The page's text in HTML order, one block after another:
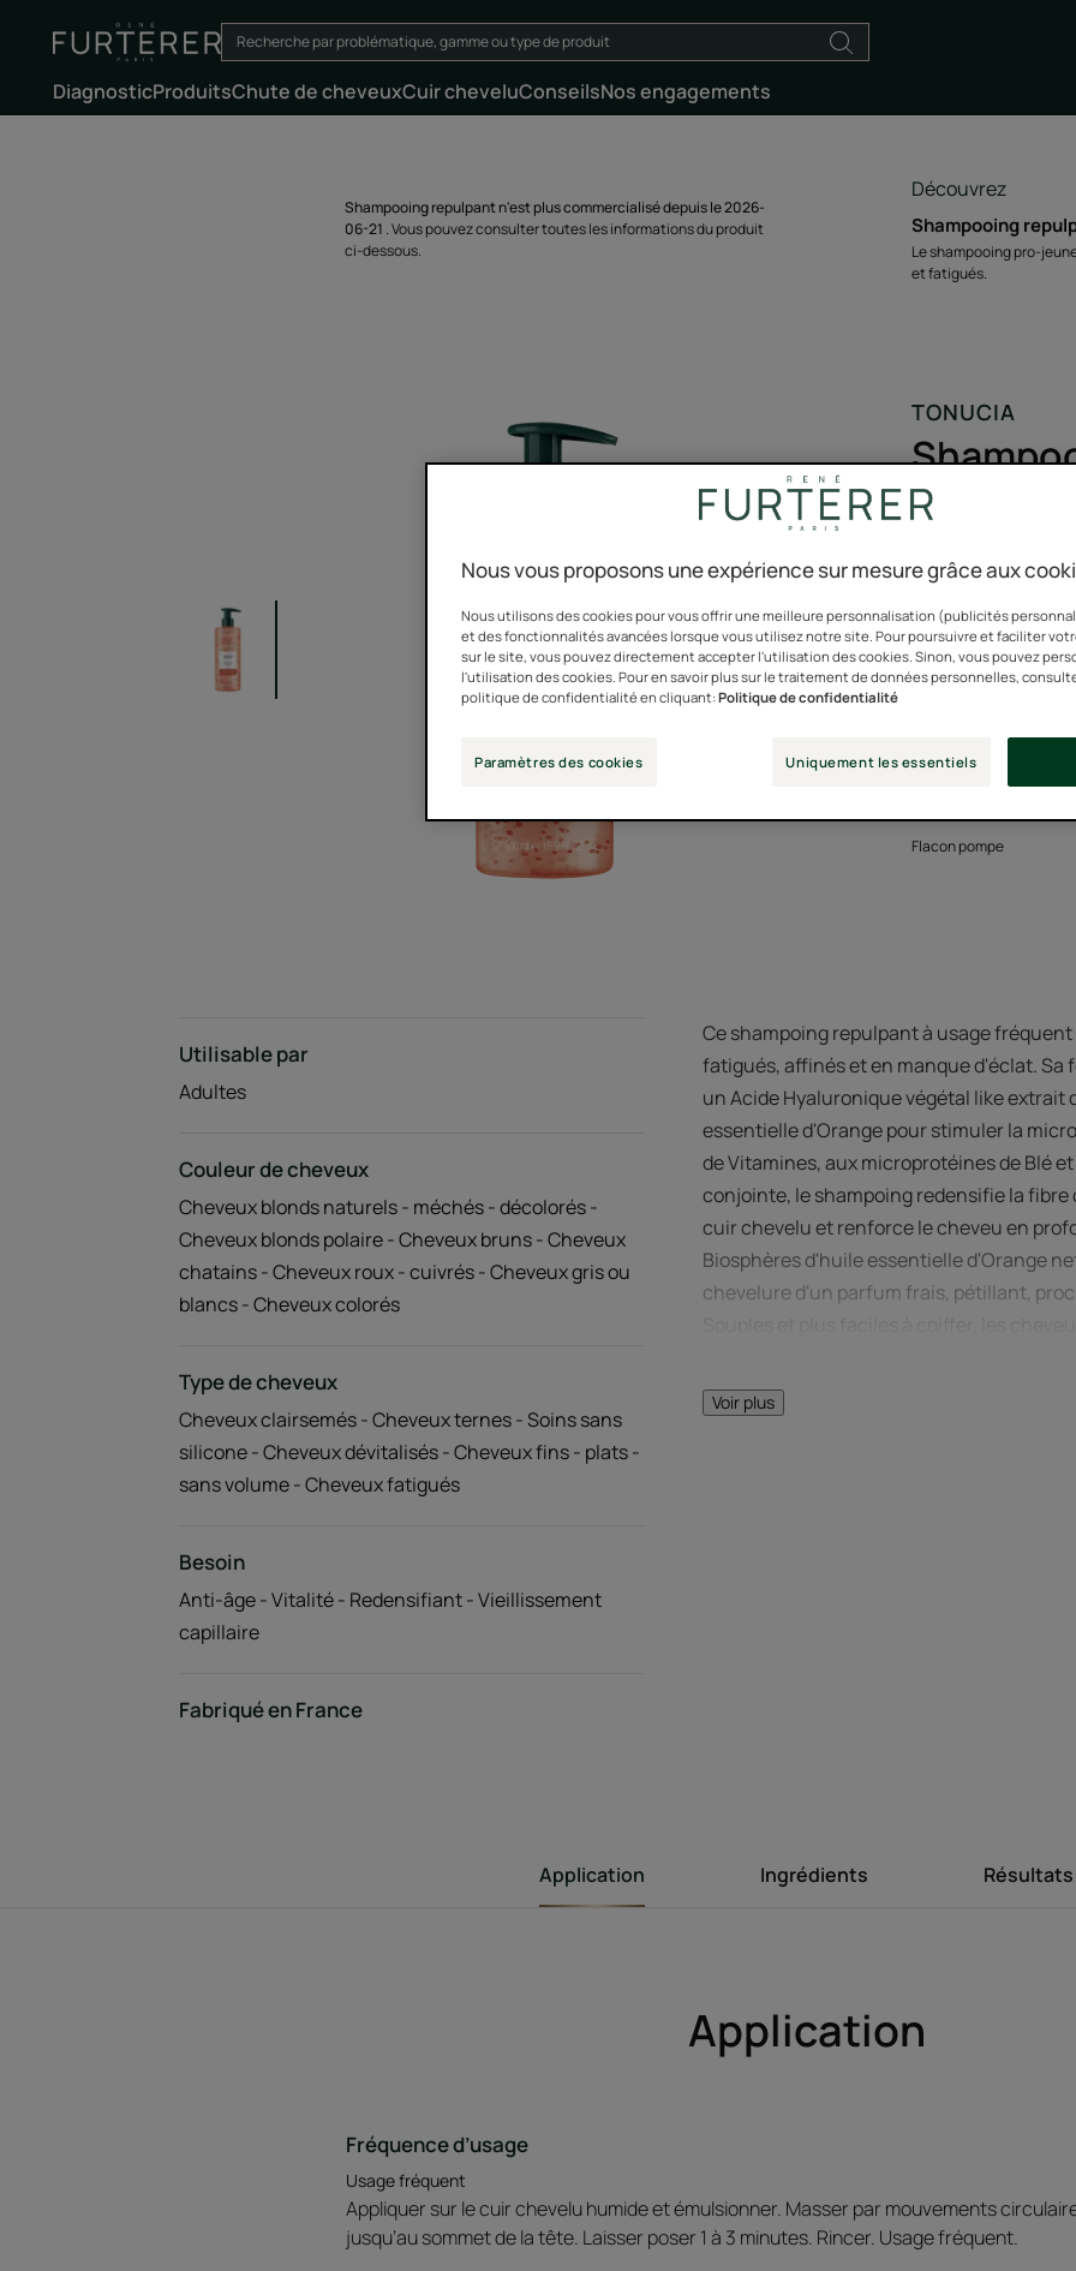
DiagnosticProduitsChute de cheveuxCuir cheveluConseilsNos engagements
Shampooing repulpant n'est plus commercialisé depuis le 2026-
06-21 . Vous pouvez consulter toutes les informations du produit
ci-dessous.
Découvrez
Shampooing
Le shampooing pro-
et fatigués.
TONUCIA
Permanent
Le shampoing
cheveux affinés et
Formule à 90%
Flacon pompe
Utilisable par
Adultes
Couleur de cheveux
Cheveux blonds naturels - méchés - décolorés -
Cheveux blonds polaire - Cheveux bruns - Cheveux
chatains - Cheveux roux - cuivrés - Cheveux gris ou
blancs - Cheveux colorés
Type de cheveux
Cheveux clairsemés - Cheveux ternes - Soins sans
silicone - Cheveux dévitalisés - Cheveux fins - plats -
sans volume - Cheveux fatigués
Besoin
Anti-âge - Vitalité - Redensifiant - Vieillissement
capillaire
Fabriqué en France
Ce shampoing repulpant à usage
fatigués, affinés et en manque d'éclat.
un Acide Hyaluronique végétal like extrait
essentielle d'Orange pour stimuler la
de Vitamines, aux microprotéines de Blé
conjointe, le shampoing redensifie la
cuir chevelu et renforce le cheveu en
Biosphères d'huile essentielle d'Orange
chevelure d'un parfum frais, pétillant,
capillaire pour insuffler une nouvelle
Revitalise et renforce la fibre capillaire :
souple et rayonnante, la chevelure paraît
Voir plus
Application Ingrédients Résultats
Application
Fréquence d’usage
Usage fréquent
Appliquer sur le cuir chevelu humide et émulsionner. Masser par mouvements
jusqu’au sommet de la tête. Laisser poser 1 à 3 minutes. Rincer. Usage fréquent.
Nous vous proposons une expérience sur mesure grâce aux
Nous utilisons des cookies pour vous offrir une meilleure personnalisation (publicités
et des fonctionnalités avancées lorsque vous utilisez notre site. Pour poursuivre et faciliter
sur le site, vous pouvez directement accepter l'utilisation des cookies. Sinon, vous pouvez
l'utilisation des cookies. Pour en savoir plus sur le traitement de données personnelles,
politique de confidentialité en cliquant:Politique de confidentialité
Paramètres des cookies Uniquement les essentiels